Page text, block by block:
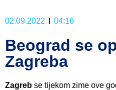
02.09.2022 04:16
Beograd se
Zagreba
Zagreb se tijekom zime ove